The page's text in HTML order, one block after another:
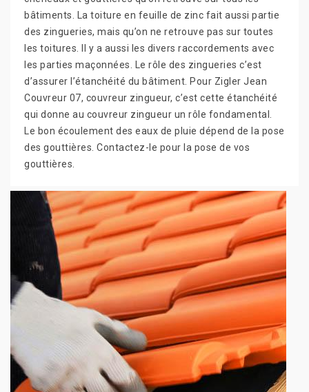
bâtiments. La toiture en feuille de zinc fait aussi partie
des zingueries, mais qu’on ne retrouve pas sur toutes
les toitures. Il y a aussi les divers raccordements avec
les parties maçonnées. Le rôle des zingueries c’est
d’assurer l’étanchéité du bâtiment. Pour Zigler Jean
Couvreur 07, couvreur zingueur, c’est cette étanchéité
qui donne au couvreur zingueur un rôle fondamental.
Le bon écoulement des eaux de pluie dépend de la pose
des gouttières. Contactez-le pour la pose de vos
gouttières.